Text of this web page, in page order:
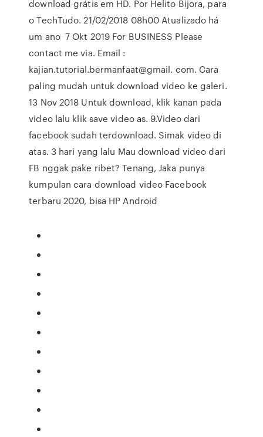
download grátis em HD. Por Helito Bijora, para
o TechTudo. 21/02/2018 08h00 Atualizado há
um ano 7 Okt 2019 For BUSINESS Please
contact me via. Email :
kajian.tutorial.bermanfaat@gmail. com. Cara
paling mudah untuk download video ke galeri.
13 Nov 2018 Untuk download, klik kanan pada
video lalu klik save video as. 9.Video dari
facebook sudah terdownload. Simak video di
atas. 3 hari yang lalu Mau download video dari
FB nggak pake ribet? Tenang, Jaka punya
kumpulan cara download video Facebook
terbaru 2020, bisa HP Android